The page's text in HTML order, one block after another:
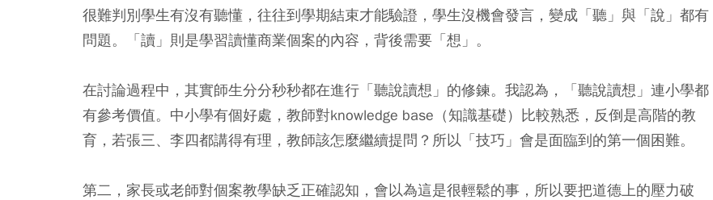
很難判別學生有沒有聽懂，往往到學期結束才能驗證，學生沒機會發言，變成「聽」與「說」都有
問題。「讀」則是學習讀懂商業個案的內容，背後需要「想」。
在討論過程中，其實師生分分秒秒都在進行「聽說讀想」的修鍊。我認為，「聽說讀想」連小學都
有參考價值。中小學有個好處，教師對knowledge base（知識基礎）比較熟悉，反倒是高階的教
育，若張三、李四都講得有理，教師該怎麼繼續提問？所以「技巧」會是面臨到的第一個困難。
第二，家長或老師對個案教學缺乏正確認知，會以為這是很輕鬆的事，所以要把道德上的壓力破